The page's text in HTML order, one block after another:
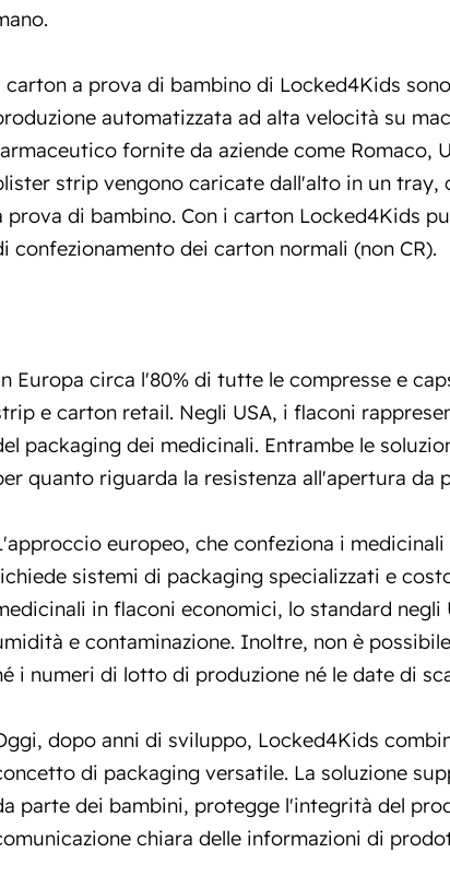
carton a prova di bambino di Locked4Kids sono
automatizzata ad alta velocità su
fornite da aziende come Romaco,
stripvengono caricate dall'alto in un tray,
prova di bambino. Con i carton Locked4Kids
confezionamento dei carton normali (non CR).
Europa circa l'80% di tutte le compresse e
e carton retail. Negli USA, i flaconi
packaging dei medicinali. Entrambe le
quanto riguarda la resistenza all'apertura da
europeo, che confeziona i
sistemi di packaging specializzati e
in flaconi economici, lo standard
e contaminazione. Inoltre, non è
i numeri di lotto di produzione né le date di
dopo anni di sviluppo, Locked4Kids
di packaging versatile. La soluzione
parte dei bambini, protegge l'integrità del
chiara delle informazioni di